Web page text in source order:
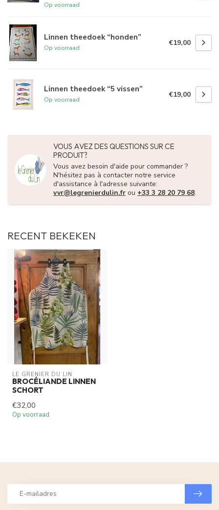
Op voorraad
Linnen theedoek “honden”
Op voorraad
€19,00
Linnen theedoek “5 vissen”
Op voorraad
€19,00
VOUS AVEZ DES QUESTIONS SUR CE
PRODUIT?
Vous avez besoin d'aide pour commander ?
N'hésitez pas à contacter notre service
d'assistance à l'adresse suivante:
vvr@legrenierdulin.fr ou +33 3 28 20 79 68.
RECENT BEKEKEN
LE GRENIER DU LIN
BROCÉLIANDE LINNEN
SCHORT
€32,00
Op voorraad